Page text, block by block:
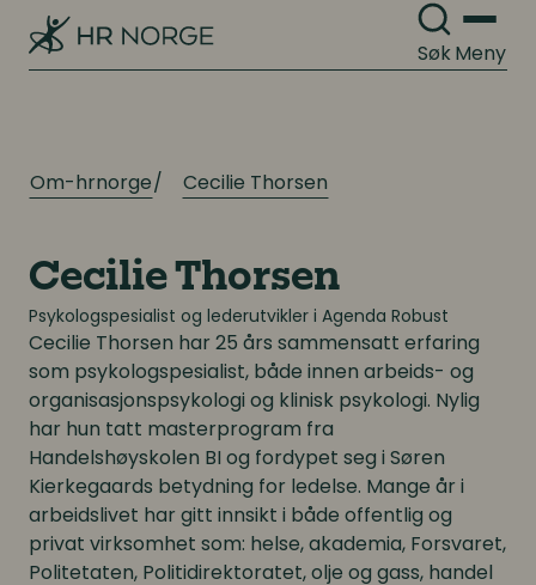
SøkMeny
Om-hrnorge Cecilie Thorsen
Cecilie Thorsen
Psykologspesialist og lederutvikler i Agenda Robust
Cecilie Thorsen har 25 års sammensatt erfaring
som psykologspesialist, både innen arbeids- og
organisasjonspsykologi og klinisk psykologi. Nylig
har hun tatt masterprogram fra
Handelshøyskolen BI og fordypet seg i Søren
Kierkegaards betydning for ledelse. Mange år i
arbeidslivet har gitt innsikt i både offentlig og
privat virksomhet som: helse, akademia, Forsvaret,
Politetaten, Politidirektoratet, olje og gass, handel